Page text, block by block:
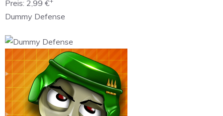
Preis: 2,99 €
Dummy Defense